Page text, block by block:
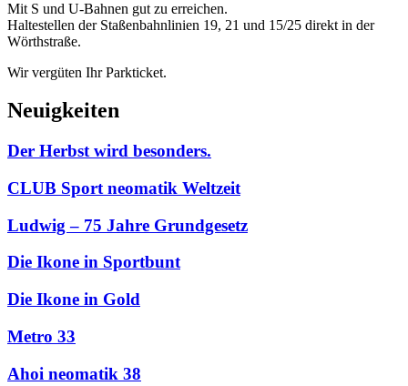
Mit S und U-Bahnen gut zu erreichen.
Haltestellen der Staßenbahnlinien 19, 21 und 15/25 direkt in der
Wörthstraße.
Wir vergüten Ihr Parkticket.
Neuigkeiten
Der Herbst wird besonders.
CLUB Sport neomatik Weltzeit
Ludwig – 75 Jahre Grundgesetz
Die Ikone in Sportbunt
Die Ikone in Gold
Metro 33
Ahoi neomatik 38